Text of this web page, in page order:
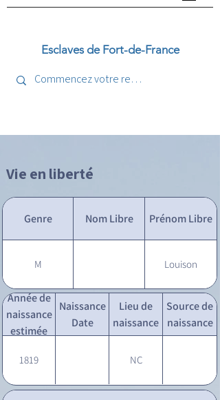
Esclaves de Fort-de-France
Vie en liberté
Genre Nom Libre Prénom Libre
M Louison
Année de
naissance
estimée
Naissance
Date
Lieu de
naissance
Source de
naissance
1819 NC